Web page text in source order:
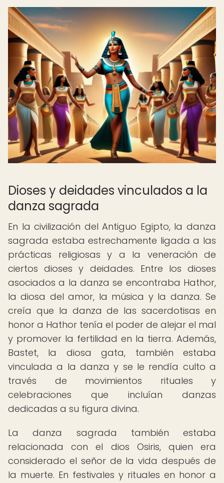
Dioses y deidades vinculados a la
danza sagrada
En la civilización del Antiguo Egipto, la danza
sagrada estaba estrechamente ligada a las
prácticas religiosas y a la veneración de
ciertos dioses y deidades. Entre los dioses
asociados a la danza se encontraba Hathor,
la diosa del amor, la música y la danza. Se
creía que la danza de las sacerdotisas en
honor a Hathor tenía el poder de alejar el mal
y promover la fertilidad en la tierra. Además,
Bastet, la diosa gata, también estaba
vinculada a la danza y se le rendía culto a
través de movimientos rituales y
celebraciones que incluían danzas
dedicadas a su figura divina.
La danza sagrada también estaba
relacionada con el dios Osiris, quien era
considerado el señor de la vida después de
la muerte. En festivales y rituales en honor a